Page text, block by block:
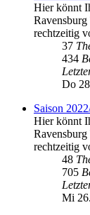
Hier könnt
rechtzeitig
37
434
Do
Saison
Hier könnt
rechtzeitig
48
705
Mi